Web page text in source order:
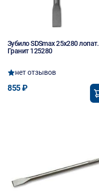
Зубило SDSmax 25х280 лопат.
Гранит 125280
нет отзывов
855 ₽